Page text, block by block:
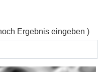
Ergebnis eingeben )